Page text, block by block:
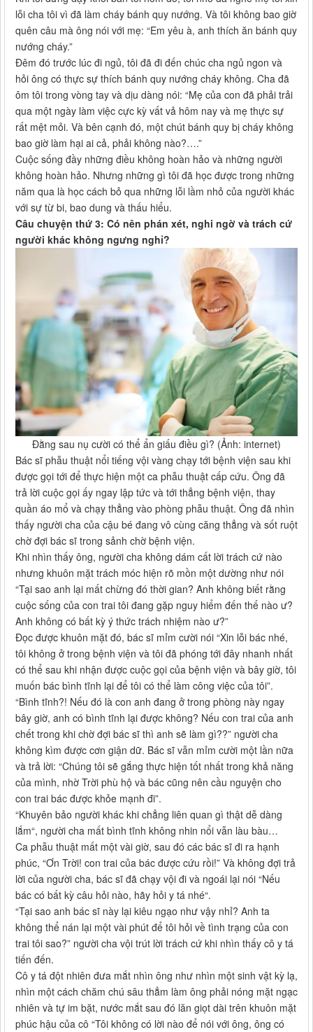
lỗi cha tôi vì đã làm cháy bánh quy nướng. Và tôi không bao giờ
quên câu mà ông nói với mẹ: “Em yêu à, anh thích ăn bánh quy
nướng cháy.”
Đêm đó trước lúc đi ngủ, tôi đã đi đến chúc cha ngủ ngon và
hỏi ông có thực sự thích bánh quy nướng cháy không. Cha đã
ôm tôi trong vòng tay và dịu dàng nói: “Mẹ của con đã phải trải
qua một ngày làm việc cực kỳ vất vả hôm nay và mẹ thực sự
rất mệt mỏi. Và bên cạnh đó, một chút bánh quy bị cháy không
bao giờ làm hại ai cả, phải không nào?….”
Cuộc sống đầy những điều không hoàn hảo và những người
không hoàn hảo. Nhưng những gì tôi đã học được trong những
năm qua là học cách bỏ qua những lỗi lầm nhỏ của người khác
với sự từ bi, bao dung và thấu hiểu.
Câu chuyện thứ 3: Có nên phán xét, nghi ngờ và trách cứ
người khác không ngưng nghỉ?
Đằng sau nụ cười có thể ẩn giấu điều gì? (Ảnh: internet)
Bác sĩ phẫu thuật nổi tiếng vội vàng chạy tới bệnh viện sau khi
được gọi tới để thực hiện một ca phẫu thuật cấp cứu. Ông đã
trả lời cuộc gọi ấy ngay lập tức và tới thẳng bệnh viện, thay
quần áo mổ và chạy thẳng vào phòng phẫu thuật. Ông đã nhìn
thấy người cha của cậu bé đang vô cùng căng thẳng và sốt ruột
chờ đợi bác sĩ trong sảnh chờ bệnh viện.
Khi nhìn thấy ông, người cha không dám cất lời trách cứ nào
nhưng khuôn mặt trách móc hiện rõ mồn một dường như nói
“Tại sao anh lại mất chừng đó thời gian? Anh không biết rằng
cuộc sống của con trai tôi đang gặp nguy hiểm đến thế nào ư?
Anh không có bất kỳ ý thức trách nhiệm nào ư?”
Đọc được khuôn mặt đó, bác sĩ mỉm cười nói “Xin lỗi bác nhé,
tôi không ở trong bệnh viện và tôi đã phóng tới đây nhanh nhất
có thể sau khi nhận được cuộc gọi của bệnh viện và bây giờ, tôi
muốn bác bình tĩnh lại để tôi có thể làm công việc của tôi”.
“Bình tĩnh?! Nếu đó là con anh đang ở trong phòng này ngay
bây giờ, anh có bình tĩnh lại được không? Nếu con trai của anh
chết trong khi chờ đợi bác sĩ thì anh sẽ làm gì??” người cha
không kìm được cơn giận dữ. Bác sĩ vẫn mỉm cười một lần nữa
và trả lời: “Chúng tôi sẽ gắng thực hiện tốt nhất trong khả năng
của mình, nhờ Trời phù hộ và bác cũng nên cầu nguyện cho
con trai bác được khỏe mạnh đi”.
“Khuyên bảo người khác khi chẳng liên quan gì thật dễ dàng
lắm“, người cha mất bình tĩnh không nhin nổi vẫn làu bàu…
Ca phẫu thuật mất một vài giờ, sau đó các bác sĩ đi ra hạnh
phúc, “Ơn Trời! con trai của bác được cứu rồi!” Và không đợi trả
lời của người cha, bác sĩ đã chạy vội đi và ngoái lại nói “Nếu
bác có bất kỳ câu hỏi nào, hãy hỏi y tá nhé“.
“Tại sao anh bác sĩ này lại kiêu ngạo như vậy nhỉ? Anh ta
không thể nán lại một vài phút để tôi hỏi về tình trạng của con
trai tôi sao?” người cha vội trút lời trách cứ khi nhìn thấy cô y tá
tiến đến.
Cô y tá đột nhiên đưa mắt nhìn ông như nhìn một sinh vật kỳ lạ,
nhìn một cách chăm chú sâu thẳm làm ông phải nóng mặt ngạc
nhiên và tự im bặt, nước mắt sau đó lăn giọt dài trên khuôn mặt
phúc hậu của cô “Tôi không có lời nào để nói với ông, ông có